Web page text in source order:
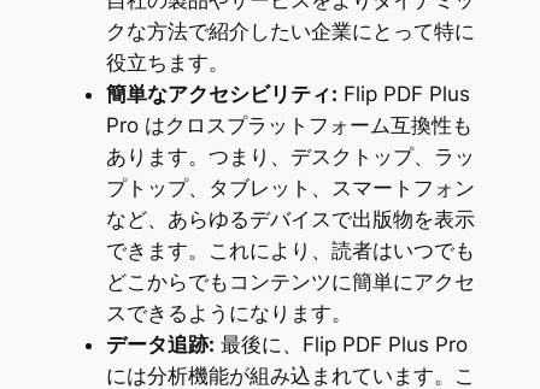
クな方法で紹介したい企業にとって特に
役立ちます。
簡単なアクセシビリティ: Flip PDF Plus
Pro はクロスプラットフォーム互換性も
あります。つまり、デスクトップ、ラッ
プトップ、タブレット、スマートフォン
など、あらゆるデバイスで出版物を表示
できます。これにより、読者はいつでも
どこからでもコンテンツに簡単にアクセ
スできるようになります。
データ追跡: 最後に、Flip PDF Plus Pro
には分析機能が組み込まれています。こ